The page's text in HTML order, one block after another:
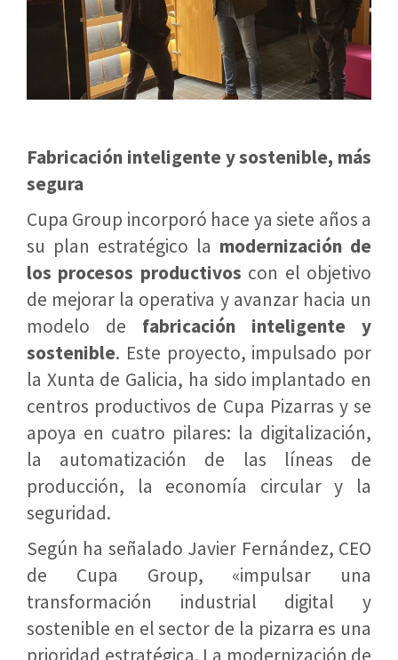
Fabricación inteligente y sostenible, más
segura
Cupa Group incorporó hace ya siete años a
su plan estratégico la modernización de
los procesos productivos con el objetivo
de mejorar la operativa y avanzar hacia un
modelo de fabricación inteligente y
sostenible. Este proyecto, impulsado por
la Xunta de Galicia, ha sido implantado en
centros productivos de Cupa Pizarras y se
apoya en cuatro pilares: la digitalización,
la automatización de las líneas de
producción, la economía circular y la
seguridad.
Según ha señalado Javier Fernández, CEO
de Cupa Group, «impulsar una
transformación industrial digital y
sostenible en el sector de la pizarra es una
prioridad estratégica. La modernización de